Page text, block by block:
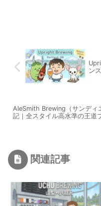
ン
AleSmith Brewing（サンディ
記｜全スタイル高水準の王道
関連記事